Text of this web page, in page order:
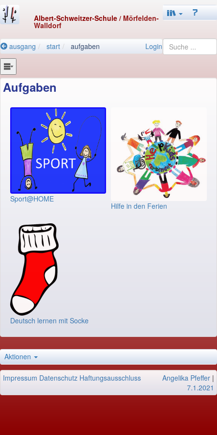
Albert-Schweitzer-Schule / Mörfelden-
Walldorf
ausgang start aufgaben Login
Aufgaben
Sport@HOME
Hilfe in den Ferien
Deutsch lernen mit Socke
Aktionen
Impressum Datenschutz Haftungsausschluss Angelika Pfeffer |
7.1.2021